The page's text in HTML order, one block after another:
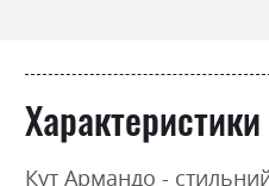
Характеристики
Кут Армандо -